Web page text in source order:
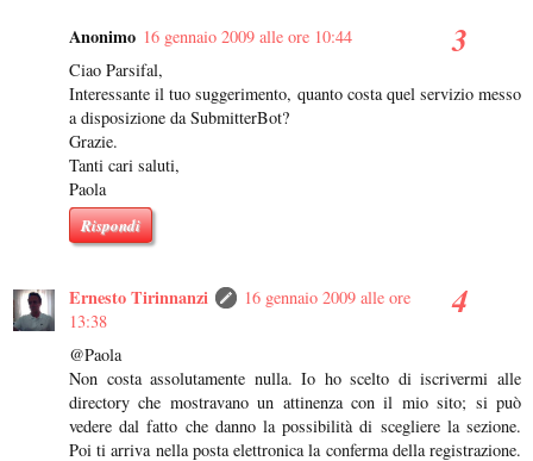
Anonimo 16 gennaio 2009 alle ore 10:44
Ciao Parsifal,
Interessante il tuo suggerimento, quanto costa quel servizio messo
a disposizione da SubmitterBot?
Grazie.
Tanti cari saluti,
Paola
Rispondi
Ernesto Tirinnanzi
16 gennaio 2009 alle ore
13:38
@Paola
Non costa assolutamente nulla. Io ho scelto di iscrivermi alle
directory che mostravano un attinenza con il mio sito; si può
vedere dal fatto che danno la possibilità di scegliere la sezione.
Poi ti arriva nella posta elettronica la conferma della registrazione.